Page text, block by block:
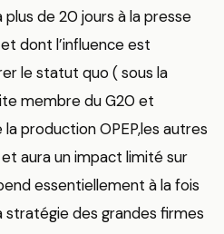
plus de 20 jours à la presse
dont l’influence est
le statut quo ( sous la
membre du G20 et
production OPEP,les autres
aura un impact limité sur
essentiellement à la fois
des grandes firmes